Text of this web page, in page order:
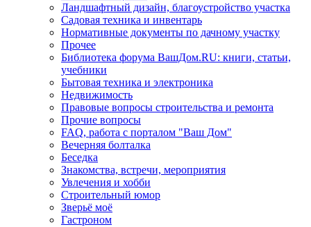
Ландшафтный дизайн, благоустройство участка
Садовая техника и инвентарь
Нормативные документы по дачному участку
Прочее
Библиотека форума ВашДом.RU: книги, статьи,
учебники
Бытовая техника и электроника
Недвижимость
Правовые вопросы строительства и ремонта
Прочие вопросы
FAQ, работа с порталом "Ваш Дом"
Вечерняя болталка
Беседка
Знакомства, встречи, мероприятия
Увлечения и хобби
Строительный юмор
Зверьё моё
Гастроном